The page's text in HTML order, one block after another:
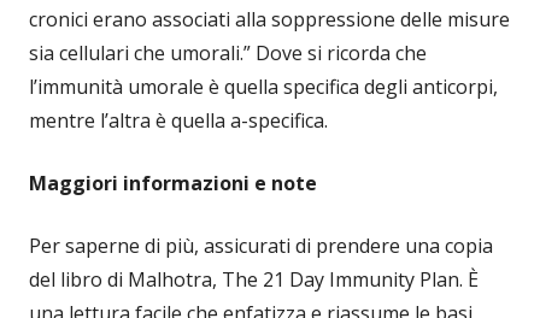
cronici erano associati alla soppressione delle misure
sia cellulari che umorali.” Dove si ricorda che
l’immunità umorale è quella specifica degli anticorpi,
mentre l’altra è quella a-specifica.
Maggiori informazioni e note
Per saperne di più, assicurati di prendere una copia
del libro di Malhotra, The 21 Day Immunity Plan. È